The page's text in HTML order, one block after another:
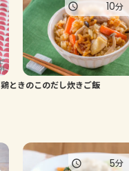
鶏ときのこのだし炊きご飯
10分
5分